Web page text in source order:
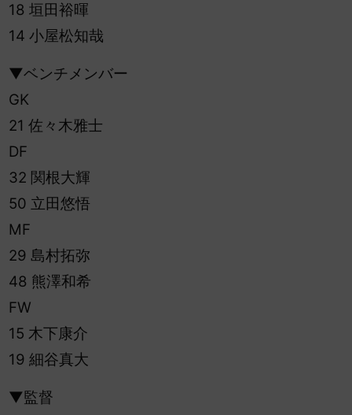
18 垣田裕暉
14 小屋松知哉
▼ベンチメンバー
GK
21 佐々木雅士
DF
32 関根大輝
50 立田悠悟
MF
29 島村拓弥
48 熊澤和希
FW
15 木下康介
19 細谷真大
▼監督